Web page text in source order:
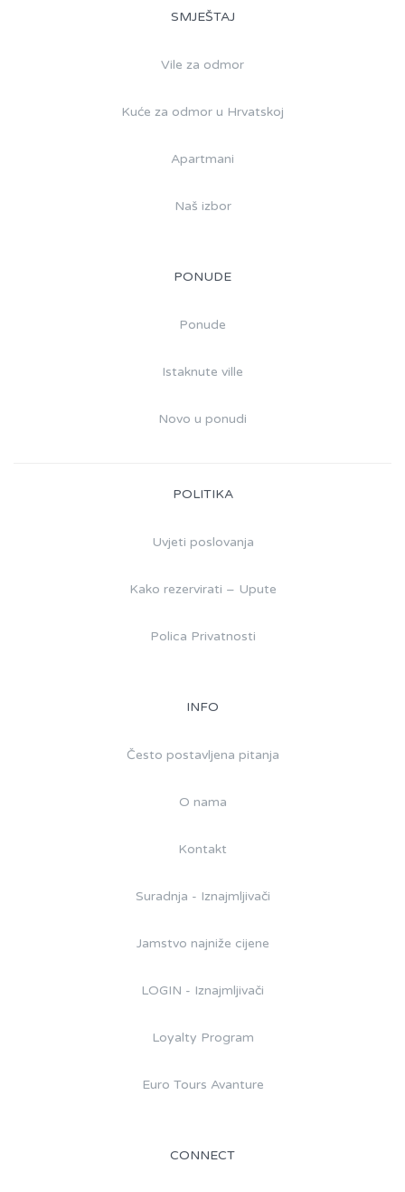
SMJEŠTAJ
Vile za odmor
Kuće za odmor u Hrvatskoj
Apartmani
Naš izbor
PONUDE
Ponude
Istaknute ville
Novo u ponudi
POLITIKA
Uvjeti poslovanja
Kako rezervirati – Upute
Polica Privatnosti
INFO
Često postavljena pitanja
O nama
Kontakt
Suradnja - Iznajmljivači
Jamstvo najniže cijene
LOGIN - Iznajmljivači
Loyalty Program
Euro Tours Avanture
CONNECT